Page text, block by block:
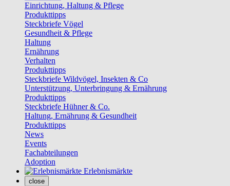
Einrichtung, Haltung & Pflege
Produkttipps
Steckbriefe Vögel
Gesundheit & Pflege
Haltung
Ernährung
Verhalten
Produkttipps
Steckbriefe Wildvögel, Insekten & Co
Unterstützung, Unterbringung & Ernährung
Produkttipps
Steckbriefe Hühner & Co.
Haltung, Ernährung & Gesundheit
Produkttipps
News
Events
Fachabteilungen
Adoption
Erlebnismärkte
close